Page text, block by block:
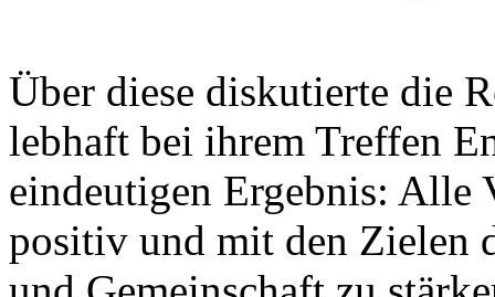
Über diese diskutierte die
lebhaft bei ihrem Treffen
eindeutigen Ergebnis: Alle
positiv und mit den Zielen